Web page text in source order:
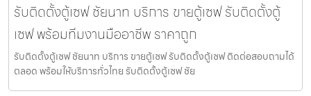
รับติดตั้งตู้เซฟ ชัยนาท บริการ ขายตู้เซฟ รับติดตั้งตู้
เซฟ พร้อมทีมงานมืออาชีพ ราคาถูก
รับติดตั้งตู้เซฟ ชัยนาท บริการ ขายตู้เซฟ รับติดตั้งตู้เซฟ ติดต่อสอบถามได้
ตลอด พร้อมให้บริการทั่วไทย รับติดตั้งตู้เซฟ ชัย